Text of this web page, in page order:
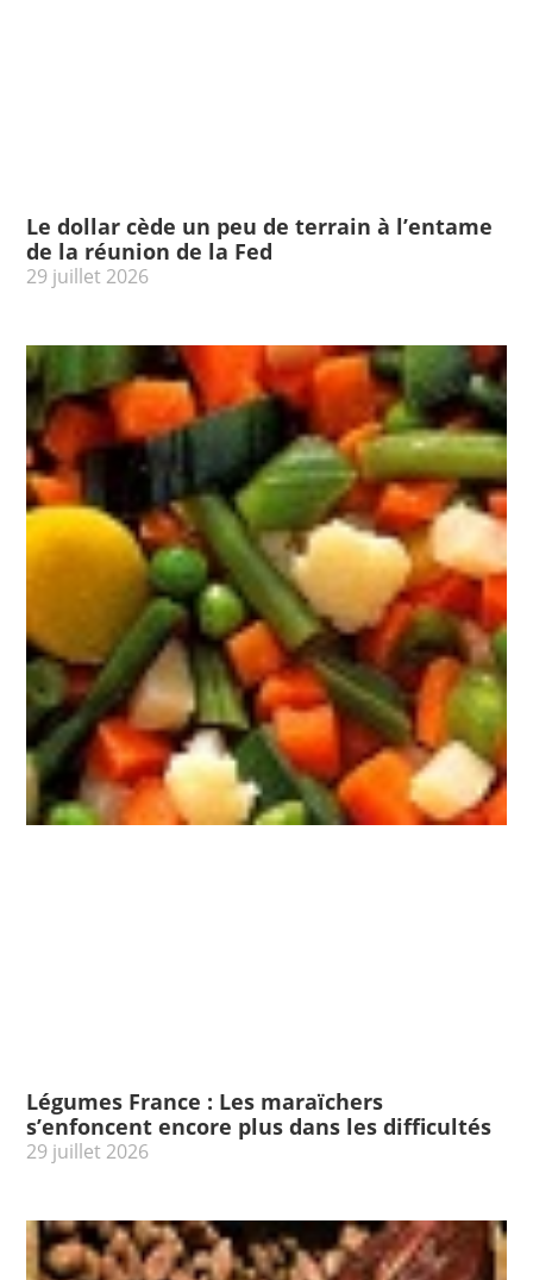
Le dollar cède un peu de terrain à l’entame
de la réunion de la Fed
29 juillet 2026
Légumes France : Les maraïchers
s’enfoncent encore plus dans les difficultés
29 juillet 2026